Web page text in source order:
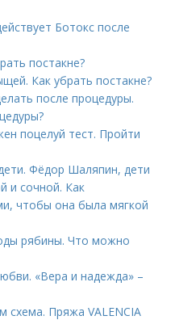
Ботокс после
постакне?
Как убрать постакне?
после процедуры.
поцелуй тест. Пройти
Фёдор Шаляпин, дети
и сочной. Как
чтобы она была мягкой
рябины. Что можно
«Вера и надежда» –
схема. Пряжа VALENCIA